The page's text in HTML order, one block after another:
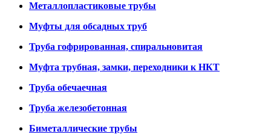
Металлопластиковые трубы
Муфты для обсадных труб
Труба гофрированная, спиральновитая
Муфта трубная, замки, переходники к НКТ
Труба обечаечная
Труба железобетонная
Биметаллические трубы